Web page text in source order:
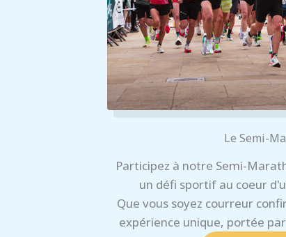
Le Semi-
Participez à notre Semi-
un défi sportif au coeur
Que vous soyez courreur
expérience unique, portée